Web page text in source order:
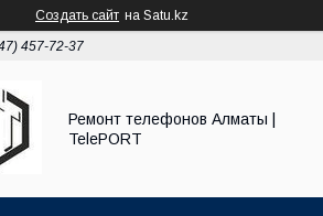
Создать сайт на Satu.kz
457-72-37
Ремонт телефонов Алматы |
TelePORT